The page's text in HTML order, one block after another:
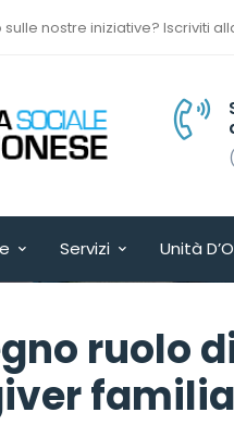
nostre iniziative? Iscriviti
del
Servizi Unità
ruolo